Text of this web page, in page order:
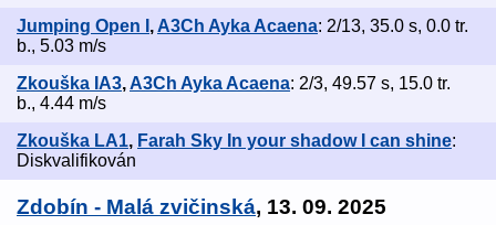
Jumping Open I , A3Ch Ayka Acaena: 2/13, 35.0 s, 0.0 tr.
b., 5.03 m/s
Zkouška IA3,A3Ch Ayka Acaena: 2/3, 49.57 s, 15.0 tr.
b., 4.44 m/s
Zkouška LA1, Farah Sky In your shadow I can shine:
Diskvalifikován
Zdobín - Malá zvičinská, 13. 09. 2025